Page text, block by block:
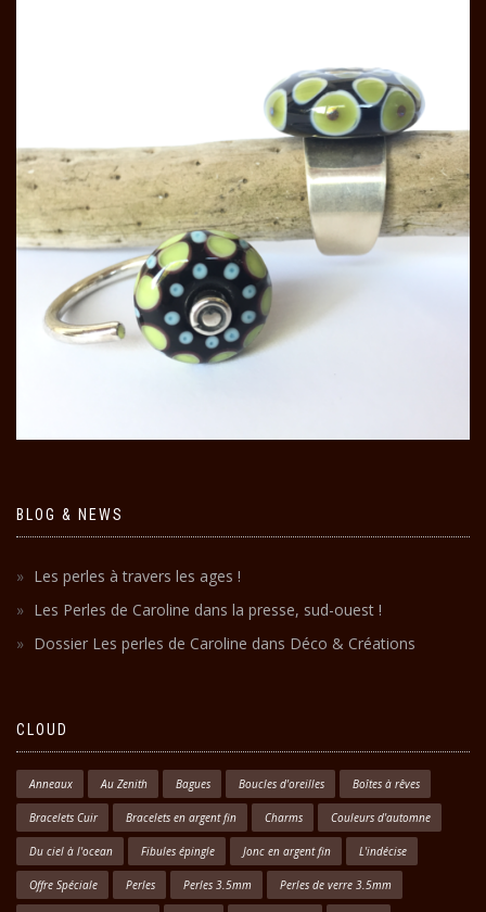
BLOG & NEWS
Les perles à travers les ages !
Les Perles de Caroline dans la presse, sud-ouest !
Dossier Les perles de Caroline dans Déco & Créations
CLOUD
Anneaux Au Zenith Bagues Boucles d'oreilles Boîtes à rêves
Bracelets Cuir Bracelets en argent fin Charms Couleurs d'automne
Du ciel à l'ocean Fibules épingle Jonc en argent fin L'indécise
Offre Spéciale Perles Perles 3.5mm Perles de verre 3.5mm